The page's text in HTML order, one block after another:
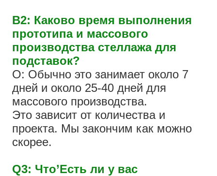
В2: Каково время выполнения
прототипа и массового
производства стеллажа для
подставок?
О: Обычно это занимает около 7
дней и около 25-40 дней для
массового производства.
Это зависит от количества и
проекта. Мы закончим как можно
скорее.
Q3: Что’Есть ли у вас